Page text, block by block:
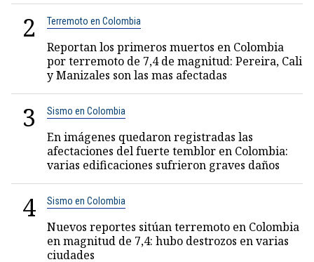
2 Terremoto en Colombia
Reportan los primeros muertos en Colombia
por terremoto de 7,4 de magnitud: Pereira, Cali
y Manizales son las mas afectadas
3 Sismo en Colombia
En imágenes quedaron registradas las
afectaciones del fuerte temblor en Colombia:
varias edificaciones sufrieron graves daños
4 Sismo en Colombia
Nuevos reportes sitúan terremoto en Colombia
en magnitud de 7,4: hubo destrozos en varias
ciudades